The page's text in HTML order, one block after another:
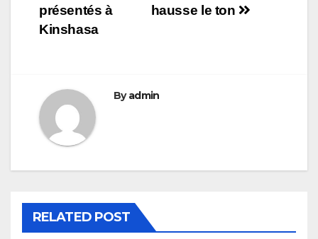
hausse le ton
présentés à
Kinshasa
Byadmin
RELATED POST